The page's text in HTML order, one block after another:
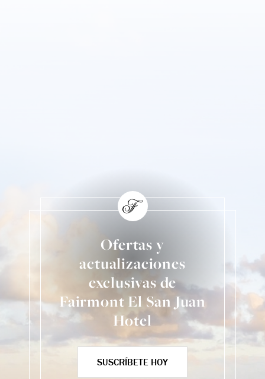
Ofertas y
actualizaciones
exclusivas de
Fairmont El San Juan
Hotel
SUSCRÍBETE HOY